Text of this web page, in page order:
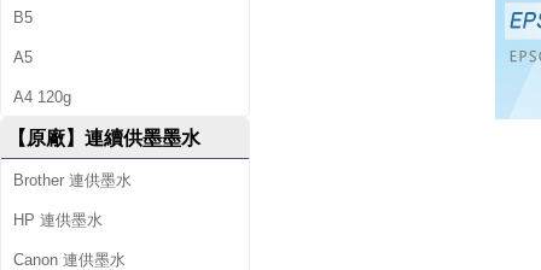
B5
A5
A4 120g
【原廠】連續供墨墨水
Brother 連供墨水
HP 連供墨水
Canon 連供墨水